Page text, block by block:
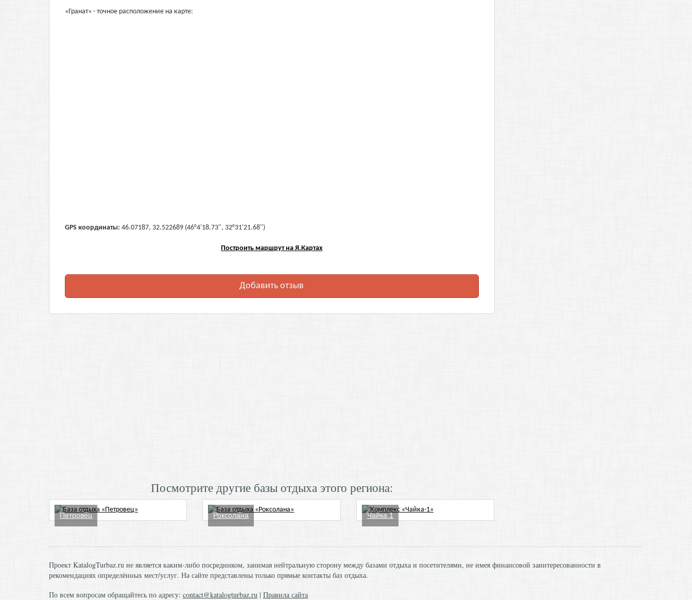
«Гранат» - точное расположение на карте:
GPS координаты: 46.07187, 32.522689 (46°4'18.73", 32°31'21.68")
Построить маршрут на Я.Картах
Добавить отзыв
Посмотрите другие базы отдыха этого региона:
Петровец Роксолана Чайка 1
Проект KatalogTurbaz.ru не является каким-либо посредником, занимая нейтральную сторону между базами отдыха и посетителями, не имея финансовой заинтересованности в
рекомендациях определённых мест/услуг. На сайте представлены только прямые контакты баз отдыха.
По всем вопросам обращайтесь по адресу: contact@katalogturbaz.ru | Правила сайта